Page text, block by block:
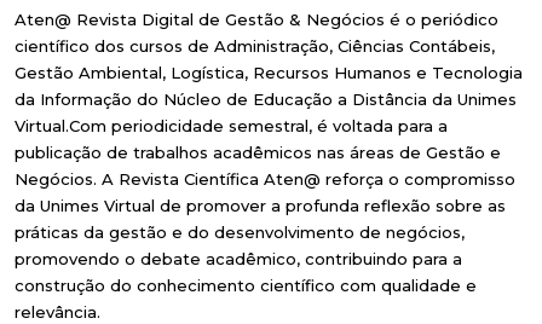
Aten@ Revista Digital de Gestão & Negócios é o periódico
científico dos cursos de Administração, Ciências Contábeis,
Gestão Ambiental, Logística, Recursos Humanos e Tecnologia
da Informação do Núcleo de Educação a Distância da Unimes
Virtual.Com periodicidade semestral, é voltada para a
publicação de trabalhos acadêmicos nas áreas de Gestão e
Negócios. A Revista Científica Aten@ reforça o compromisso
da Unimes Virtual de promover a profunda reflexão sobre as
práticas da gestão e do desenvolvimento de negócios,
promovendo o debate acadêmico, contribuindo para a
construção do conhecimento científico com qualidade e
relevância.